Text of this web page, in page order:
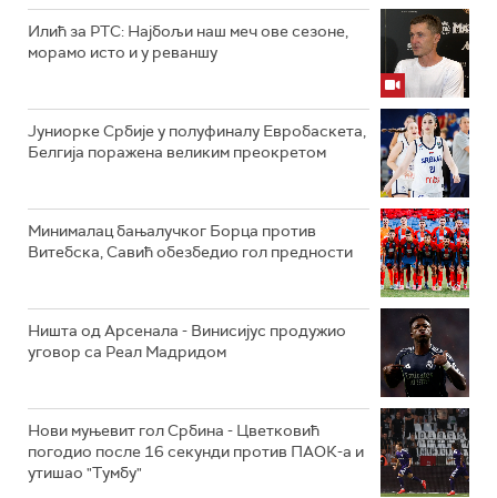
Илић за РТС: Најбољи наш меч ове сезоне,
морамо исто и у реваншу
Јуниорке Србије у полуфиналу Евробаскета,
Белгија поражена великим преокретом
Минималац бањалучког Борца против
Витебска, Савић обезбедио гол предности
Ништа од Арсенала - Винисијус продужио
уговор са Реал Мадридом
Нови муњевит гол Србина - Цветковић
погодио после 16 секунди против ПАОК-а и
утишао "Тумбу"